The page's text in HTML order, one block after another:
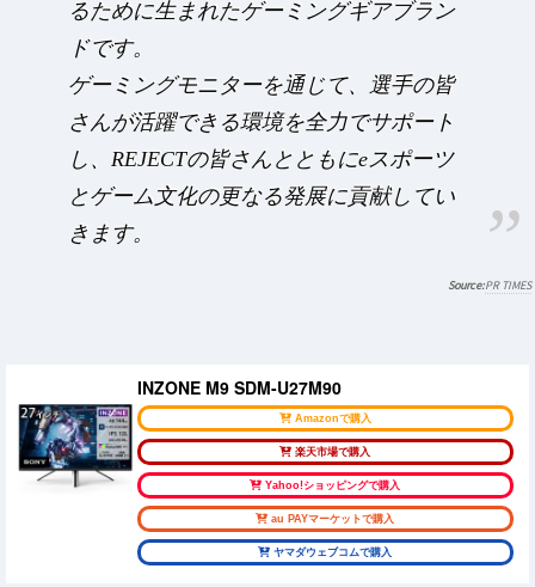
るために生まれたゲーミングギアブラン
ドです。
ゲーミングモニターを通じて、選手の皆
さんが活躍できる環境を全力でサポート
し、REJECTの皆さんとともにeスポーツ
とゲーム文化の更なる発展に貢献してい
きます。
PR TIMES
INZONE M9 SDM-U27M90
Amazonで購入
楽天市場で購入
Yahoo!ショッピングで購入
au PAYマーケットで購入
ヤマダウェブコムで購入